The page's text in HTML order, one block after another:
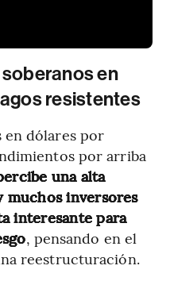
en
resistentes
en dólares por
por arriba
una alta
muchos inversores
interesante para
, pensando en el
reestructuración.